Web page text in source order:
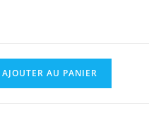
AJOUTER AU PANIER